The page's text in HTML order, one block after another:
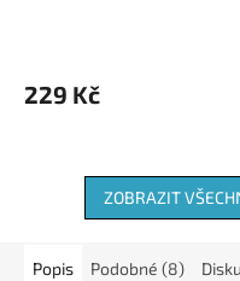
229 Kč
ZOBRAZIT
Popis Podobné (8)